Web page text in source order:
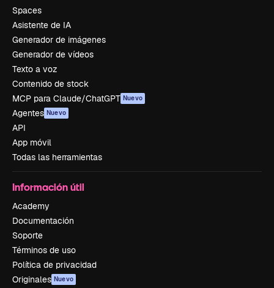
Spaces
Asistente de IA
Generador de imágenes
Generador de vídeos
Texto a voz
Contenido de stock
MCP para Claude/ChatGPT Nuevo
Agentes Nuevo
API
App móvil
Todas las herramientas
Información útil
Academy
Documentación
Soporte
Términos de uso
Política de privacidad
Originales Nuevo